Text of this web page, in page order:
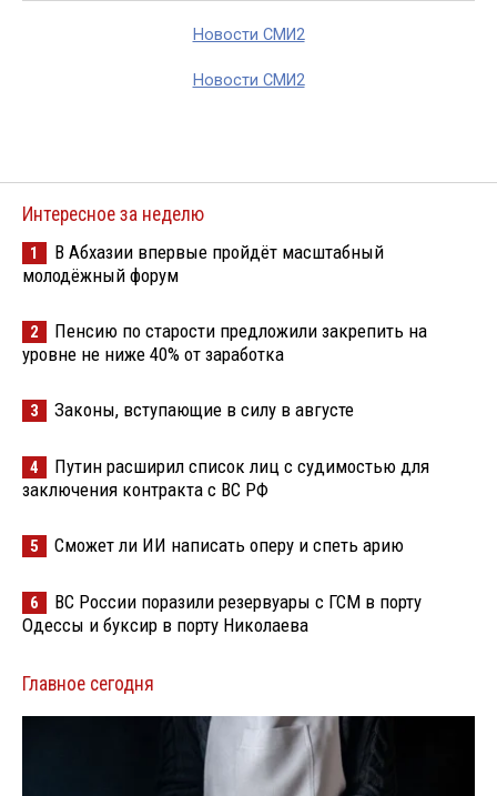
Новости СМИ2
Новости СМИ2
Интересное за неделю
1
В Абхазии впервые пройдёт масштабный
молодёжный форум
2
Пенсию по старости предложили закрепить на
уровне не ниже 40% от заработка
3 Законы, вступающие в силу в августе
4
Путин расширил список лиц с судимостью для
заключения контракта с ВС РФ
5 Сможет ли ИИ написать оперу и спеть арию
6
ВС России поразили резервуары с ГСМ в порту
Одессы и буксир в порту Николаева
Главное сегодня